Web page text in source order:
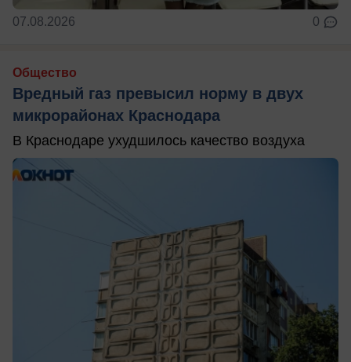
07.08.2026 0
Общество
Вредный газ превысил норму в двух
микрорайонах Краснодара
В Краснодаре ухудшилось качество воздуха